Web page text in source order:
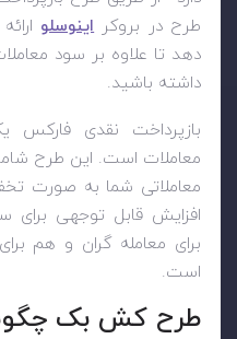
طرح در بروکراینوسلو
دهد تا علاوه بر سود
داشته باشید.
بازپرداخت نقدی
معاملات است. این طرح
معاملاتی شما به صورت
افزایش قابل توجهی
برای معامله گران و هم
است.
طرح کش بک